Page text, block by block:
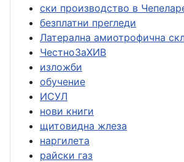
ски производство в
безплатни прегледи
Латерална амиотрофична
ЧестноЗаХИВ
изложби
обучение
ИСУЛ
нови книги
щитовидна жлеза
наргилета
райски газ